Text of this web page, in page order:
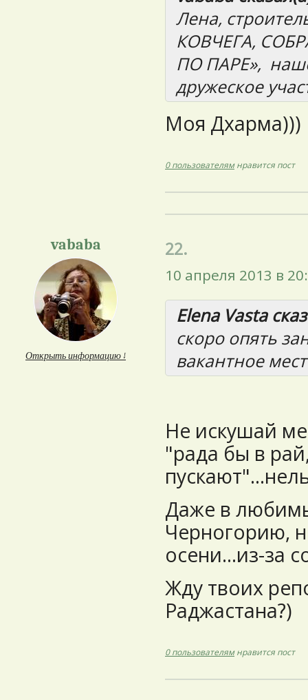
Лена,
КОВЧЕГА,
ПО ПАРЕ»,
дружеское
Моя Дхарма)))
0 пользователямнравится пост
vababa
Открыть информацию ↓
22.
10 апреля 2013 в
Elena Vasta
скоро опять
вакантное
Не искушай
"рада бы в
Даже в
Черногорию,
осени...из-за
Жду твоих
Раджастана?)
0 пользователямнравится пост